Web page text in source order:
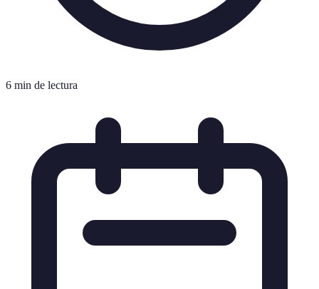
6 min de lectura